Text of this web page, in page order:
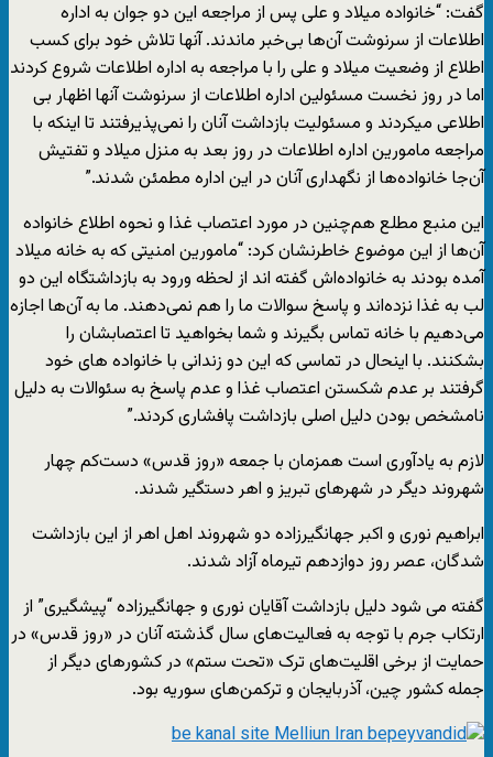
گفت: “خانواده میلاد و علی پس از مراجعه این دو جوان به اداره
اطلاعات از سرنوشت آن‌ها بی‌خبر ماندند. آنها تلاش خود برای کسب
اطلاع از وضعیت میلاد و علی را با مراجعه به اداره اطلاعات شروع کردند
اما در روز نخست مسئولین اداره اطلاعات از سرنوشت آنها اظهار بی
اطلاعی میکردند و مسئولیت بازداشت آنان را نمی‌پذیرفتند تا اینکه با
مراجعه مامورین اداره اطلاعات در روز بعد به منزل میلاد و تفتیش
آن‌جا خانواده‌ها از نگهداری آنان در این اداره مطمئن شدند.”
این منبع مطلع هم‌چنین در مورد اعتصاب غذا و نحوه اطلاع خانواده
آن‌ها از این موضوع خاطرنشان کرد: “مامورین امنیتی که به خانه میلاد
آمده بودند به خانواده‌اش گفته اند از لحظه ورود به بازداشتگاه این دو
لب به غذا نزده‌اند و پاسخ سوالات ما را هم نمی‌دهند. ما به آن‌ها اجازه
می‌دهیم با خانه تماس بگیرند و شما بخواهید تا اعتصابشان را
بشکنند. با اینحال در تماسی که این دو زندانی با خانواده های خود
گرفتند بر عدم شکستن اعتصاب غذا و عدم پاسخ به سئوالات به دلیل
نامشخص بودن دلیل اصلی بازداشت پافشاری کردند.”
لازم به یادآوری است همزمان با جمعه «روز قدس» دست‌کم چهار
شهروند دیگر در شهرهای تبریز و اهر دستگیر شدند.
ابراهیم نوری و اکبر جهانگیرزاده دو شهروند اهل اهر از این بازداشت
شدگان، عصر روز دوازدهم تیرماه آزاد شدند.
گفته می شود دلیل بازداشت آقایان نوری و جهانگیرزاده “پیشگیری” از
ارتکاب جرم با توجه به فعالیت‌های سال گذشته آنان در «روز قدس» در
حمایت از برخی اقلیت‌های ترک «تحت ستم» در کشورهای دیگر از
جمله کشور چین، آذربایجان و ترکمن‌های سوریه بود.